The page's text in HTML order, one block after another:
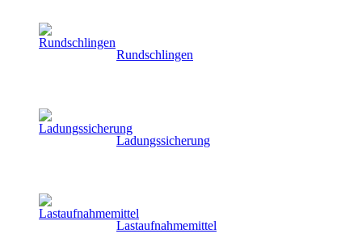
Rundschlingen
Ladungssicherung
Lastaufnahmemittel